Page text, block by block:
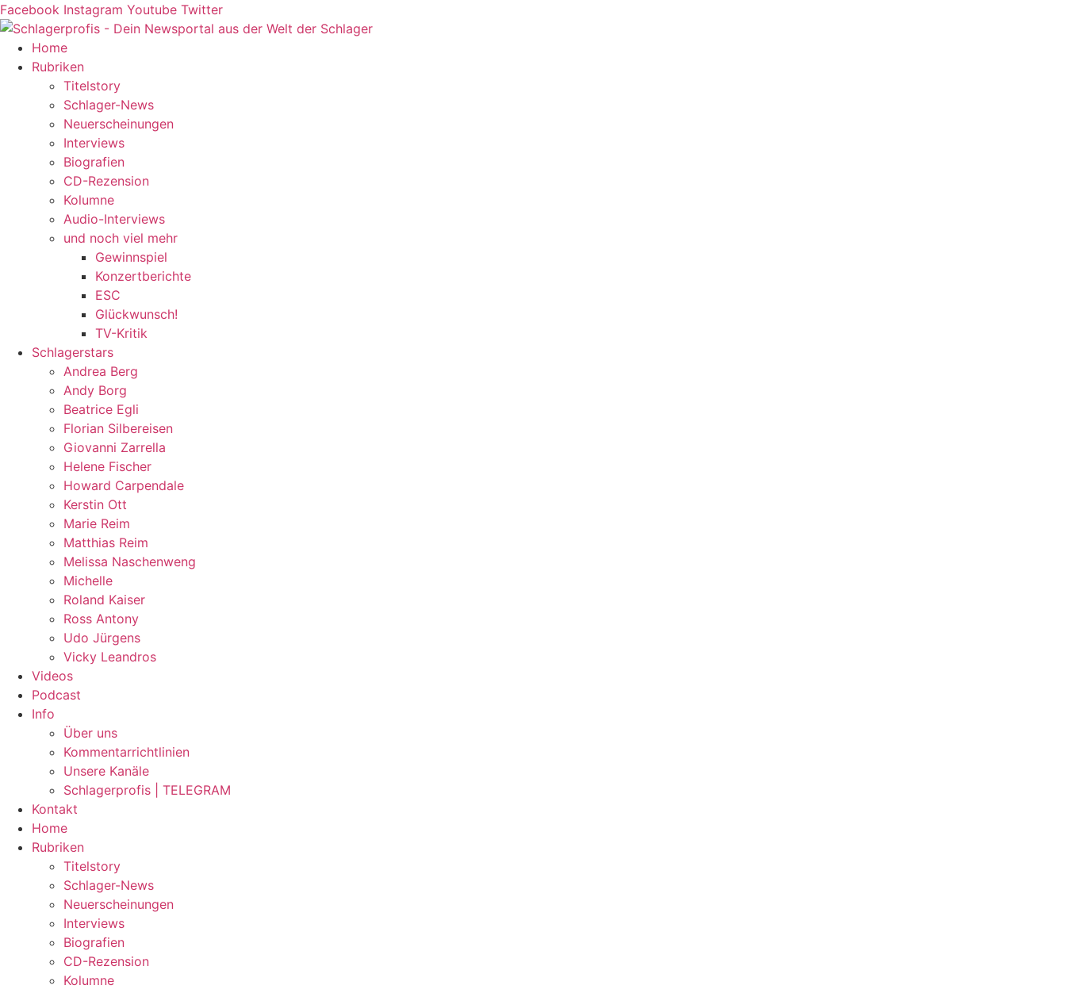
Zum
Inhalt
springen
Facebook Instagram Youtube Twitter
Home
Rubriken
Titelstory
Schlager-News
Neuerscheinungen
Interviews
Biografien
CD-Rezension
Kolumne
Audio-Interviews
und noch viel mehr
Gewinnspiel
Konzertberichte
ESC
Glückwunsch!
TV-Kritik
Schlagerstars
Andrea Berg
Andy Borg
Beatrice Egli
Florian Silbereisen
Giovanni Zarrella
Helene Fischer
Howard Carpendale
Kerstin Ott
Marie Reim
Matthias Reim
Melissa Naschenweng
Michelle
Roland Kaiser
Ross Antony
Udo Jürgens
Vicky Leandros
Videos
Podcast
Info
Über uns
Kommentarrichtlinien
Unsere Kanäle
Schlagerprofis | TELEGRAM
Kontakt
Home
Rubriken
Titelstory
Schlager-News
Neuerscheinungen
Interviews
Biografien
CD-Rezension
Kolumne